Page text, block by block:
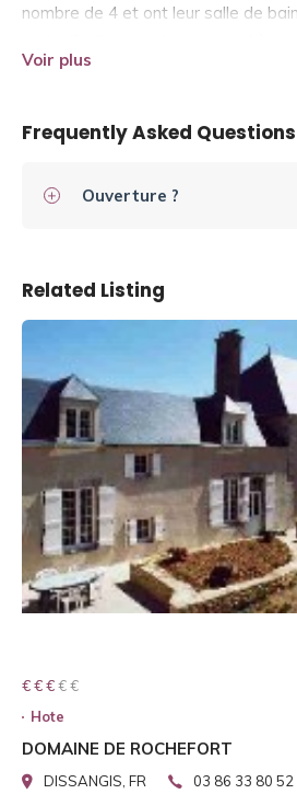
nombre de 4 et ont leur salle de
romantique avec son baldaquin, est
au Maroc, la bleuet et sa déco bord
farniente….. Martine vous mijotera
Voir plus
Frequently Asked Questions
Ouverture ?
Related Listing
€ € € € €
€ € €
Hote
DOMAINE DE ROCHEFORT
DISSANGIS, FR 03 86 33 80 52